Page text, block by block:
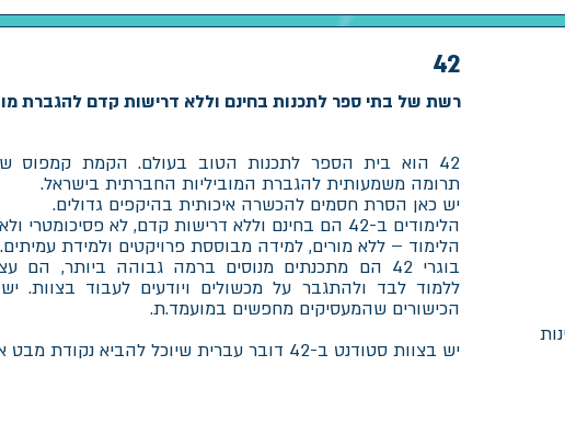
42
רשת של בתי ספר לתכנות בחינם וללא דרישות קדם להגברת
תרומה משמעותית להגברת המוביליות החברתית בישראל.
יש כאן הסרת חסמים להכשרה איכותית בהיקפים גדולים.
הלימודים ב-42 הם בחינם וללא דרישות קדם, לא
הלימוד – ללא מורים, למידה מבוססת פרויקטים ולמידת עמיתים.
בוגרי 42 הם מתכנתים מנוסים ברמה גבוהה ביותר, הם
ללמוד לבד ולהתגבר על מכשולים ויודעים לעבוד בצוות.
הכישורים שהמעסיקים מחפשים במועמד.ת.
יש בצוות סטודנט ב-42 דובר עברית שיוכל להביא נקודת מבט אותנטית.